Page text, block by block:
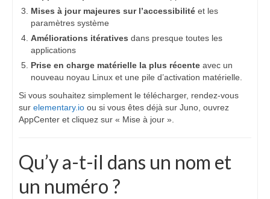
Mises à jour majeures sur l’accessibilité et les
paramètres système
Améliorations itératives dans presque toutes les
applications
Prise en charge matérielle la plus récente avec un
nouveau noyau Linux et une pile d’activation matérielle.
Si vous souhaitez simplement le télécharger, rendez-vous
sur elementary.io ou si vous êtes déjà sur Juno, ouvrez
AppCenter et cliquez sur « Mise à jour ».
Qu’y a-t-il dans un nom et
un numéro ?